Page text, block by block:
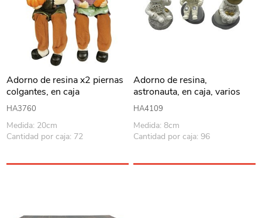
Adorno de resina x2 piernas
colgantes, en caja
HA3760
Medida: 20cm
Cantidad por caja: 72
Adorno de resina,
astronauta, en caja, varios
diseños
HA4109
Medida: 8cm
Cantidad por caja: 96